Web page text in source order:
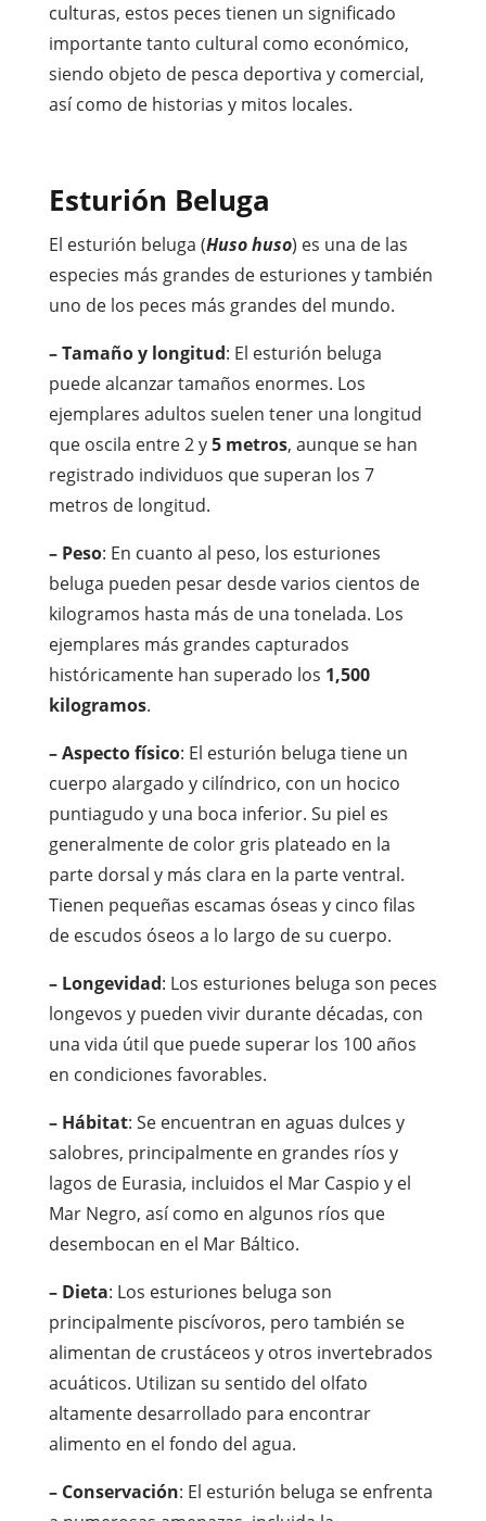
culturas, estos peces tienen un significado
importante tanto cultural como económico,
siendo objeto de pesca deportiva y comercial,
así como de historias y mitos locales.
Esturión Beluga
El esturión beluga (Huso huso) es una de las
especies más grandes de esturiones y también
uno de los peces más grandes del mundo.
– Tamaño y longitud: El esturión beluga
puede alcanzar tamaños enormes. Los
ejemplares adultos suelen tener una longitud
que oscila entre 2 y5 metros, aunque se han
registrado individuos que superan los 7
metros de longitud.
– Peso: En cuanto al peso, los esturiones
beluga pueden pesar desde varios cientos de
kilogramos hasta más de una tonelada. Los
ejemplares más grandes capturados
históricamente han superado los 1,500
kilogramos.
– Aspecto físico: El esturión beluga tiene un
cuerpo alargado y cilíndrico, con un hocico
puntiagudo y una boca inferior. Su piel es
generalmente de color gris plateado en la
parte dorsal y más clara en la parte ventral.
Tienen pequeñas escamas óseas y cinco filas
de escudos óseos a lo largo de su cuerpo.
– Longevidad: Los esturiones beluga son peces
longevos y pueden vivir durante décadas, con
una vida útil que puede superar los 100 años
en condiciones favorables.
– Hábitat: Se encuentran en aguas dulces y
salobres, principalmente en grandes ríos y
lagos de Eurasia, incluidos el Mar Caspio y el
Mar Negro, así como en algunos ríos que
desembocan en el Mar Báltico.
– Dieta: Los esturiones beluga son
principalmente piscívoros, pero también se
alimentan de crustáceos y otros invertebrados
acuáticos. Utilizan su sentido del olfato
altamente desarrollado para encontrar
alimento en el fondo del agua.
– Conservación: El esturión beluga se enfrenta